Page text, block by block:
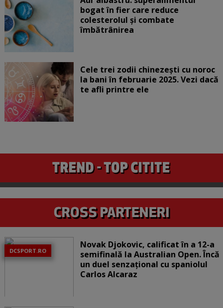
bogat în fier care reduce
colesterolul și combate
îmbătrânirea
Cele trei zodii chinezești cu noroc
la bani în februarie 2025. Vezi dacă
te afli printre ele
DCSPORT.RO
Novak Djokovic, calificat în a 12-a
semifinală la Australian Open. Încă
un duel senzațional cu spaniolul
Carlos Alcaraz